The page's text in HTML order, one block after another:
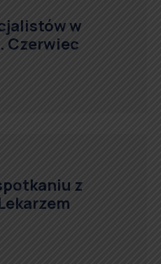
w
Czerwiec
z